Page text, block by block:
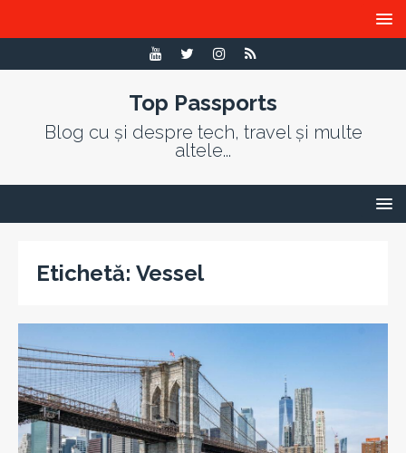
Top Passports
Blog cu și despre tech, travel și multe
altele...
Etichetă: Vessel